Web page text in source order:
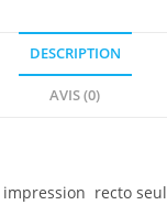
DESCRIPTION
AVIS (0)
impression rectoseul